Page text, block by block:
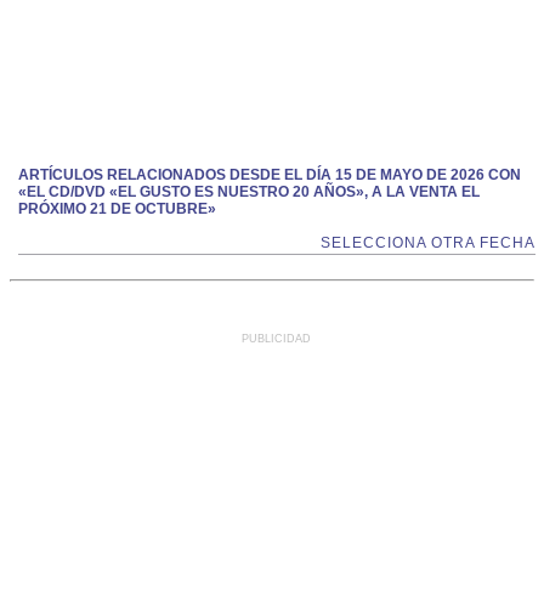
ARTÍCULOS RELACIONADOS DESDE EL DÍA 15 DE MAYO DE 2026 CON
«EL CD/DVD «EL GUSTO ES NUESTRO 20 AÑOS», A LA VENTA EL
PRÓXIMO 21 DE OCTUBRE»
SELECCIONA OTRA FECHA
PUBLICIDAD